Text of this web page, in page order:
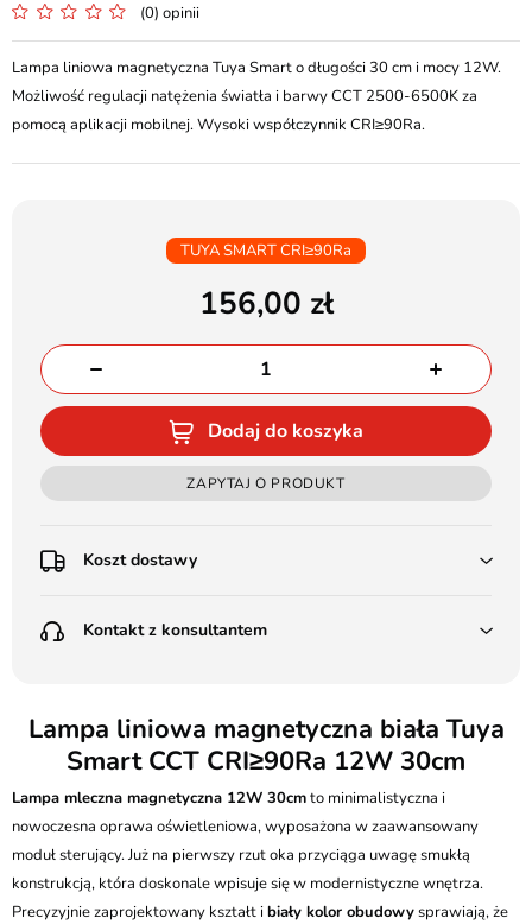
(0) opinii
Lampa liniowa magnetyczna Tuya Smart o długości 30 cm i mocy 12W.
Możliwość regulacji natężenia światła i barwy CCT 2500-6500K za
pomocą aplikacji mobilnej. Wysoki współczynnik CRI≥90Ra.
TUYA SMART CRI≥90Ra
156,00
Dodaj do koszyka
ZAPYTAJ O PRODUKT
Koszt dostawy
Poczta Polska Kurier 48H - 11 zł
(od 1000 zł dla gabarytów, nie dotyczy produktów 3m)
Pobranie:
Poczta Polska Kurier 48H - 16 zł
Kurier GLS - 20 zł
Przesyłka Gabarytowa - 35 zł
Kontakt z konsultantem
Batalionów Chłopskich 12, 94-058 Łódź
506 336 320
kontakt@ledstyl.pl
Lampa liniowa magnetyczna biała Tuya
Smart CCT CRI≥90Ra 12W 30cm
Lampa mleczna magnetyczna 12W 30cmto minimalistyczna i
nowoczesna oprawa oświetleniowa, wyposażona w zaawansowany
moduł sterujący. Już na pierwszy rzut oka przyciąga uwagę smukłą
konstrukcją, która doskonale wpisuje się w modernistyczne wnętrza.
Precyzyjnie zaprojektowany kształt ibiały kolor obudowysprawiają, że